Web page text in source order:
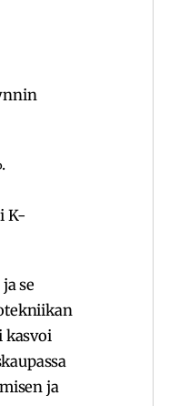
K-
se
kasvoi
ja